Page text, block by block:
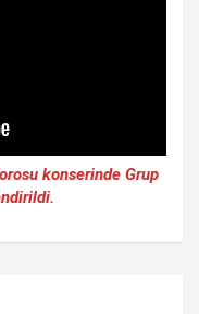
konserinde Grup